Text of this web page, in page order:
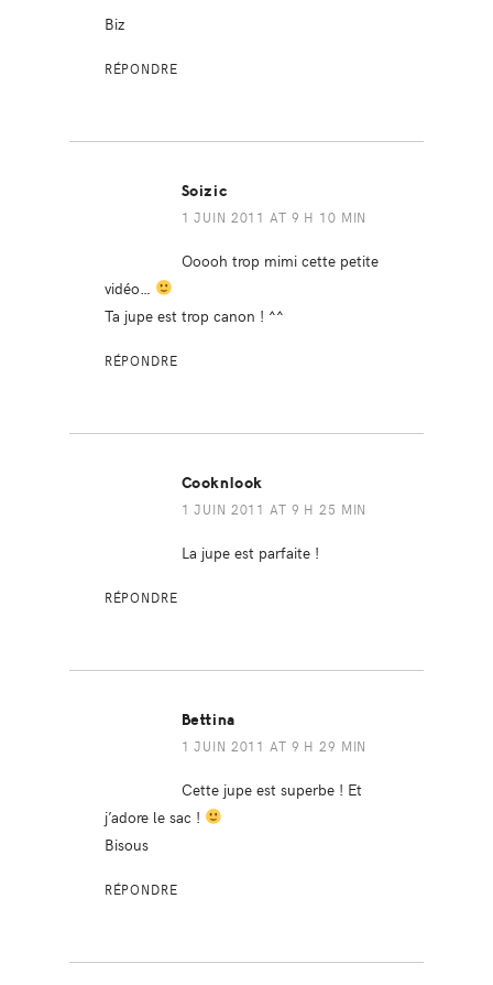
Biz
RÉPONDRE
Soizic
1 JUIN 2011 AT 9 H 10 MIN
Ooooh trop mimi cette petite
vidéo…
Ta jupe est trop canon ! ^^
RÉPONDRE
Cooknlook
1 JUIN 2011 AT 9 H 25 MIN
La jupe est parfaite !
RÉPONDRE
Bettina
1 JUIN 2011 AT 9 H 29 MIN
Cette jupe est superbe ! Et
j’adore le sac !
Bisous
RÉPONDRE